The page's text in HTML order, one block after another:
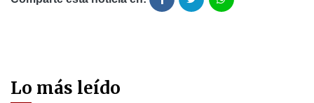
Lo más leído